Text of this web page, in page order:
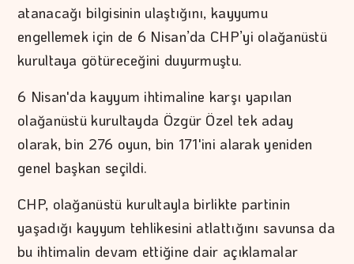
atanacağı bilgisinin ulaştığını, kayyumu
engellemek için de 6 Nisan’da CHP’yi olağanüstü
kurultaya götüreceğini duyurmuştu.
6 Nisan'da kayyum ihtimaline karşı yapılan
olağanüstü kurultayda Özgür Özel tek aday
olarak, bin 276 oyun, bin 171'ini alarak yeniden
genel başkan seçildi.
CHP, olağanüstü kurultayla birlikte partinin
yaşadığı kayyum tehlikesini atlattığını savunsa da
bu ihtimalin devam ettiğine dair açıklamalar